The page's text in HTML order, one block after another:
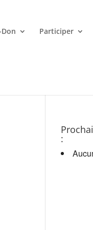
Participer
: